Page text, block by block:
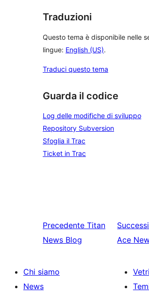
Traduzioni
Questo tema è disponibile nelle
lingue: English (US).
Traduci questo tema
Guarda il codice
Log delle modifiche di sviluppo
Repository Subversion
Sfoglia il Trac
Ticket in Trac
Precedente Titan
News Blog
Ace
Chi siamo
News